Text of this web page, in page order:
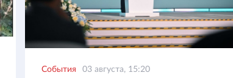
События 03 августа, 15:20